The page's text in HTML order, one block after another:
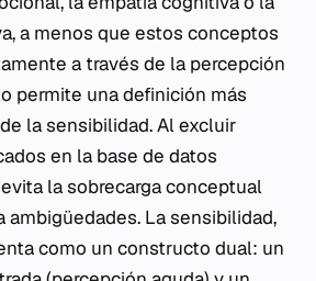
a menos que estos conceptos
a través de la percepción
permite una definición más
la sensibilidad. Al excluir
en la base de datos
la sobrecarga conceptual
ambigüedades. La sensibilidad,
como un constructo dual: un